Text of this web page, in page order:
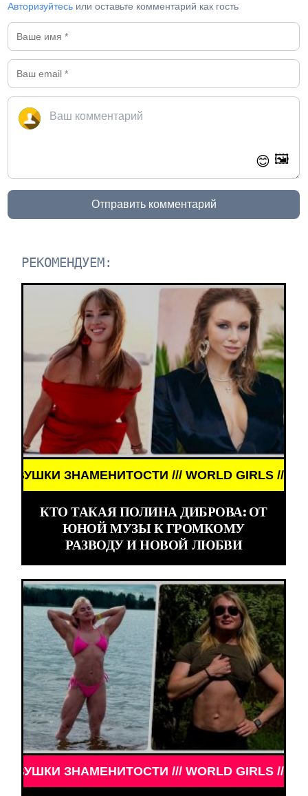
Авторизуйтесь или оставьте комментарий как гость
😊 🖼️
Отправить комментарий
РЕКОМЕНДУЕМ:
/// WORLD GIRLS ///
КТО ТАКАЯ ПОЛИНА ДИБРОВА: ОТ
ЮНОЙ МУЗЫ К ГРОМКОМУ
РАЗВОДУ И НОВОЙ ЛЮБВИ
/// WORLD GIRLS ///